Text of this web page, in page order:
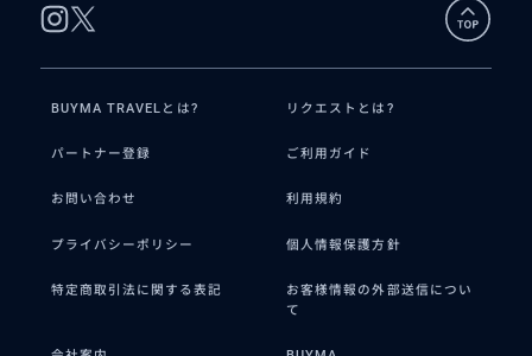
BUYMA TRAVELとは? リクエストとは?
パートナー登録 ご利用ガイド
お問い合わせ 利用規約
プライバシーポリシー 個人情報保護方針
特定商取引法に関する表記
お客様情報の外部送信につい
て